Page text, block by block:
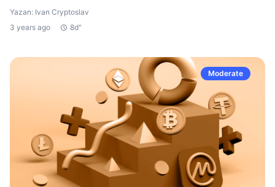
Yazan: Ivan Cryptoslav
3 years ago
8d"
Moderate